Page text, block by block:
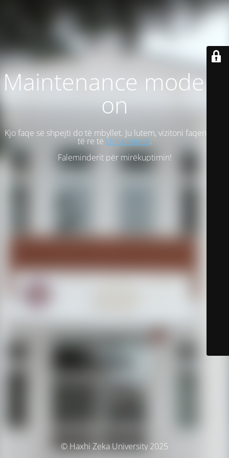
Maintenance mode is
on
Kjo faqe së shpejti do të mbyllet. Ju lutem, vizitoni faqen tonë
të re të Universitetit.
Faleminderit për mirëkuptimin!
© Haxhi Zeka University 2025